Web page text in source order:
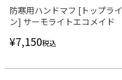
防寒用ハンドマフ [トップライ
ン] サーモライトエコメイド
¥7,150税込